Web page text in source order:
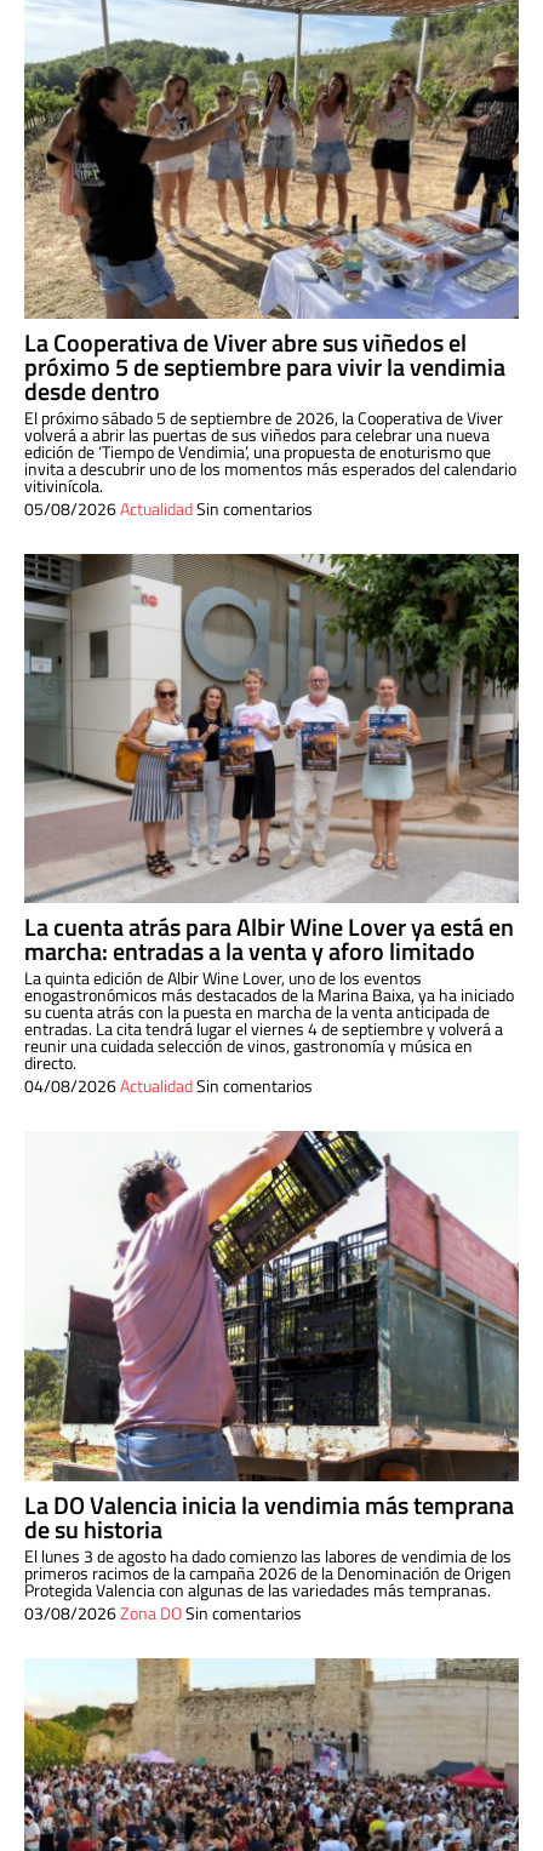
La Cooperativa de Viver abre sus viñedos el
próximo 5 de septiembre para vivir la vendimia
desde dentro
El próximo sábado 5 de septiembre de 2026, la Cooperativa de Viver
volverá a abrir las puertas de sus viñedos para celebrar una nueva
edición de ‘Tiempo de Vendimia’, una propuesta de enoturismo que
invita a descubrir uno de los momentos más esperados del calendario
vitivinícola.
05/08/2026ActualidadSin comentarios
La cuenta atrás para Albir Wine Lover ya está en
marcha: entradas a la venta y aforo limitado
La quinta edición de Albir Wine Lover, uno de los eventos
enogastronómicos más destacados de la Marina Baixa, ya ha iniciado
su cuenta atrás con la puesta en marcha de la venta anticipada de
entradas. La cita tendrá lugar el viernes 4 de septiembre y volverá a
reunir una cuidada selección de vinos, gastronomía y música en
directo.
04/08/2026ActualidadSin comentarios
La DO Valencia inicia la vendimia más temprana
de su historia
El lunes 3 de agosto ha dado comienzo las labores de vendimia de los
primeros racimos de la campaña 2026 de la Denominación de Origen
Protegida Valencia con algunas de las variedades más tempranas.
03/08/2026Zona DOSin comentarios